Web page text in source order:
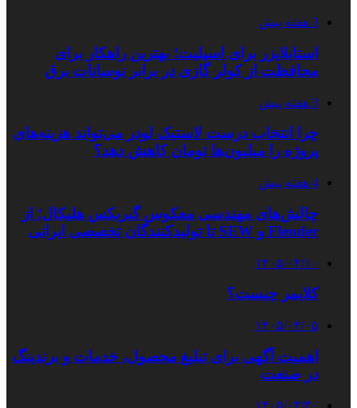
3 هفته پیش
استابلایزر برای اسپلیت؛ بهترین راهکار برای
محافظت از کولر گازی در برابر نوسانات برق
3 هفته پیش
چرا انتخاب درست لاستیک لودر می‌تواند هزینه‌های
پروژه را میلیون‌ها تومان کاهش دهد؟
4 هفته پیش
چالش‌های مهندسی معکوس گیربکس هلیکال؛ از
Flender و SEW تا تولیدکنندگان تخصصی ایرانی
۱۴۰۵/۰۴/۱۰
کلایمر چیست؟
۱۴۰۵/۰۴/۰۵
اهمیت آگهی برای تبلیغ محصول، خدمات و برندینگ
در صنعت